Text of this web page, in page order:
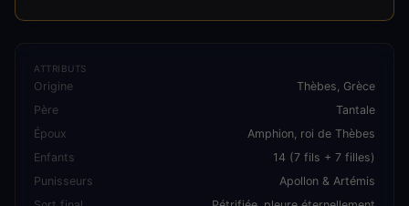
ATTRIBUTS
Origine
Thèbes, Grèce
Père
Tantale
Époux
Amphion, roi de Thèbes
Enfants
14 (7 fils + 7 filles)
Punisseurs
Apollon & Artémis